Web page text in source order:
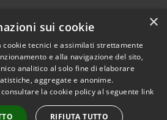
Copyright © 2024 •
Comune diGrottaminarda
• Powered byMunicipium
•Redazione
×
sui cookie
cookie tecnici e assimilati strettamente
e alla navigazione del sito,
analitico al solo fine di elaborare
aggregate e anonime.
la cookie policy al seguente link
RIFIUTA TUTTO